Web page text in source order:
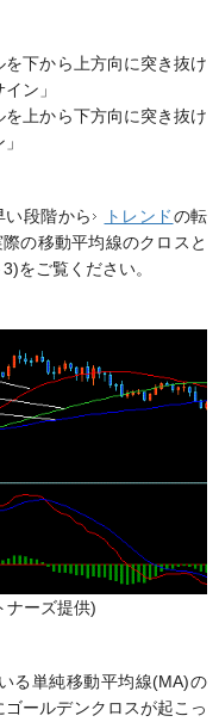
下から上方向に突き抜け
ン」
上から下方向に突き抜け
段階から トレンドの転
の移動平均線のクロスと
をご覧ください。
ナーズ提供)
る単純移動平均線(MA)の
ールデンクロスが起こっ